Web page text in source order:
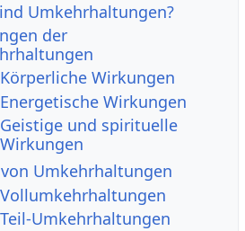
Umkehrhaltungen?
der
Körperliche Wirkungen
Energetische Wirkungen
Geistige und spirituelle
Wirkungen
Umkehrhaltungen
Vollumkehrhaltungen
Teil-Umkehrhaltungen